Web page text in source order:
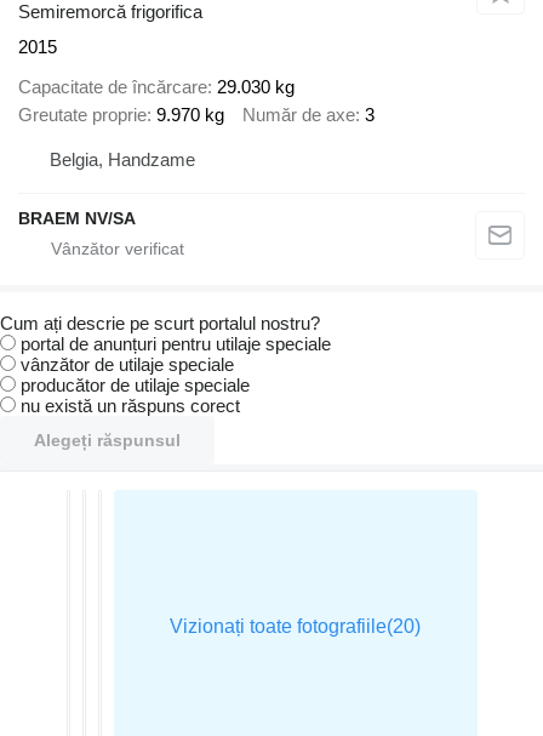
Semiremorcă frigorifica
2015
Capacitate de încărcare 29.030 kg
Greutate proprie 9.970 kg Număr de axe 3
Belgia, Handzame
BRAEM NV/SA
Cum ați descrie pe scurt portalul nostru?
portal de anunțuri pentru utilaje speciale
vânzător de utilaje speciale
producător de utilaje speciale
nu există un răspuns corect
Alegeți răspunsul